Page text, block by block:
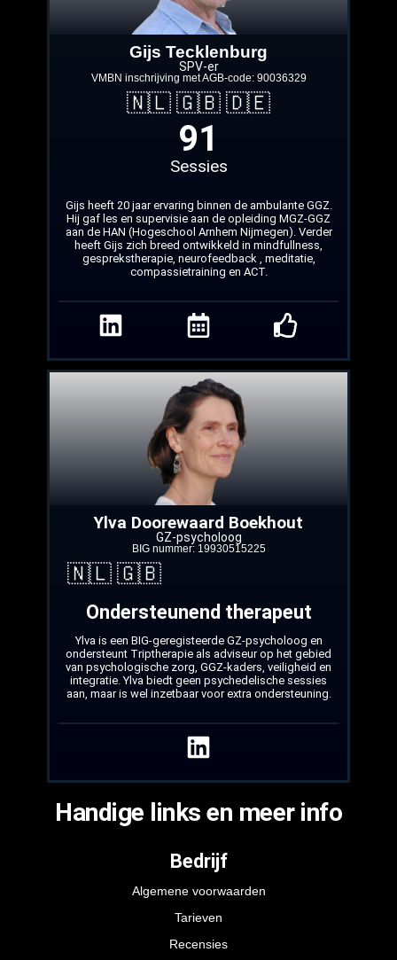
Gijs Tecklenburg
SPV-er
VMBN inschrijving met AGB‑code: 90036329
🇳🇱 🇬🇧 🇩🇪
Sessies
91
Gijs heeft 20 jaar ervaring binnen de ambulante GGZ.
Hij gaf les en supervisie aan de opleiding MGZ-GGZ
aan de HAN (Hogeschool Arnhem Nijmegen). Verder
heeft Gijs zich breed ontwikkeld in mindfullness,
gesprekstherapie, neurofeedback , meditatie,
compassietraining en ACT.
Ylva Doorewaard Boekhout
GZ-psycholoog
BIG nummer: 19930515225
🇳🇱 🇬🇧
Ondersteunend therapeut
Ylva is een BIG-geregisteerde GZ-psycholoog en
ondersteunt Triptherapie als adviseur op het gebied
van psychologische zorg, GGZ-kaders, veiligheid en
integratie. Ylva biedt geen psychedelische sessies
aan, maar is wel inzetbaar voor extra ondersteuning.
Handige links en meer info
Bedrijf
Algemene voorwaarden
Tarieven
Recensies